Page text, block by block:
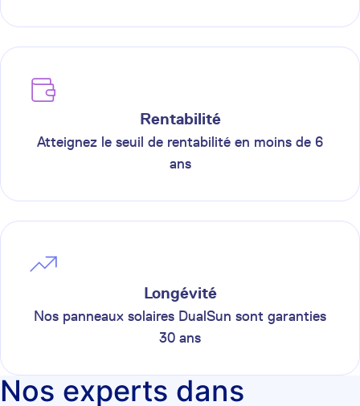
Rentabilité
Atteignez le seuil de rentabilité en moins de 6
ans
Longévité
Nos panneaux solaires DualSun sont garanties
30 ans
Nos experts dans